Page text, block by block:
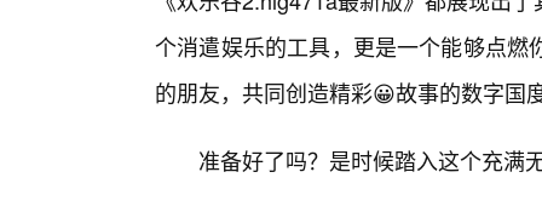
个消遣娱乐的工具，更是一个能够点
的朋友，共同创造精彩😀故事的数字国
准备好了吗？是时候踏入这个充满